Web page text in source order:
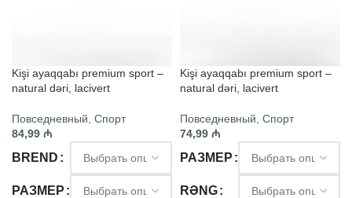
Kişi ayaqqabı premium sport –
natural dəri, lacivert
Повседневный Спорт
84,99 ₼
BREND
РАЗМЕР
Kişi ayaqqabı premium sport –
natural dəri, lacivert
Повседневный Спорт
74,99 ₼
РАЗМЕР
RƏNG